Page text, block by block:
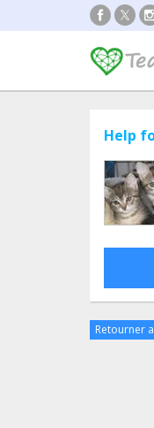
Help
Retourner